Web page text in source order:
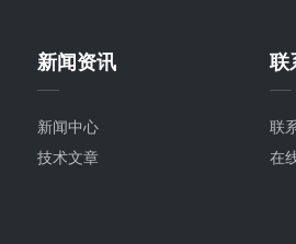
新闻资讯
新闻中心
技术文章
联
联
在